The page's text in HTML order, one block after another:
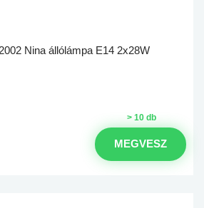
Nina állólámpa E14 2x28W
> 10 db
MEGVESZ